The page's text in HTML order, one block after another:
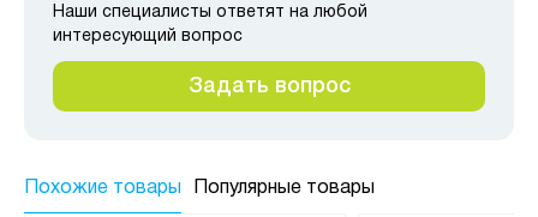
Наши специалисты ответят на любой
интересующий вопрос
Задать вопрос
Похожие товары Популярные товары